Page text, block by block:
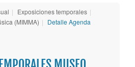
| Exposiciones temporales |
(MIMMA) | Detalle Agenda